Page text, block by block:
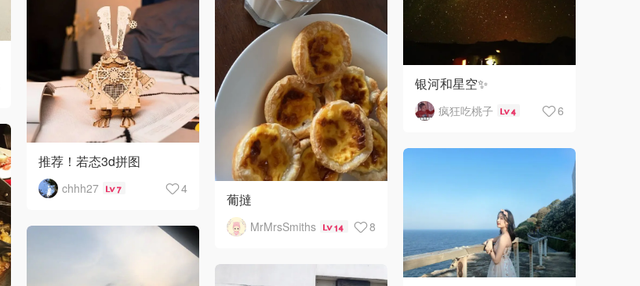
银河和星空✨
疯狂吃桃子 4 6
葡撻
MrMrsSmiths 14 8
推荐！若态3d拼图
chhh27 7 4